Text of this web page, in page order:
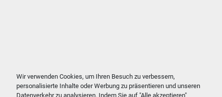
Wir verwenden Cookies, um Ihren Besuch zu verbessern,
personalisierte Inhalte oder Werbung zu präsentieren und unseren
Datenverkehr zu analysieren. Indem Sie auf "Alle akzeptieren"